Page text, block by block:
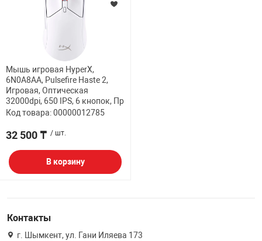
Мышь игровая HyperX,
6N0A8AA, Pulsefire Haste 2,
Игровая, Оптическая
32000dpi, 650 IPS, 6 кнопок, Пр
Код товара: 00000012785
32 500 ₸ / шт.
В корзину
Контакты
г. Шымкент, ул. Гани Иляева 173